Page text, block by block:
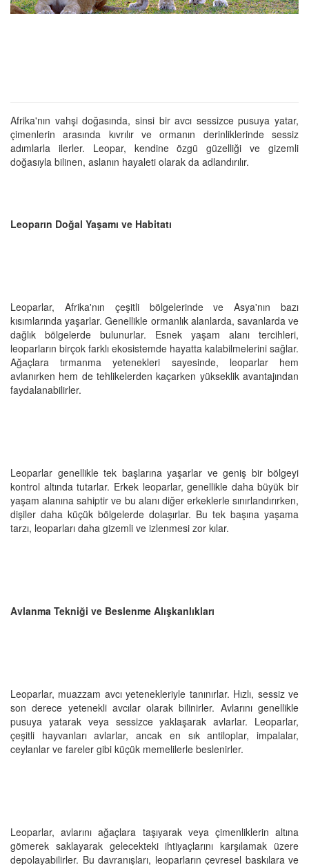
Afrika'nın vahşi doğasında, sinsi bir avcı sessizce pusuya yatar,
çimenlerin arasında kıvrılır ve ormanın derinliklerinde sessiz
adımlarla ilerler. Leopar, kendine özgü güzelliği ve gizemli
doğasıyla bilinen, aslanın hayaleti olarak da adlandırılır.
Leoparın Doğal Yaşamı ve Habitatı
Leoparlar, Afrika'nın çeşitli bölgelerinde ve Asya'nın bazı
kısımlarında yaşarlar. Genellikle ormanlık alanlarda, savanlarda ve
dağlık bölgelerde bulunurlar. Esnek yaşam alanı tercihleri,
leoparların birçok farklı ekosistemde hayatta kalabilmelerini sağlar.
Ağaçlara tırmanma yetenekleri sayesinde, leoparlar hem
avlanırken hem de tehlikelerden kaçarken yükseklik avantajından
faydalanabilirler.
Leoparlar genellikle tek başlarına yaşarlar ve geniş bir bölgeyi
kontrol altında tutarlar. Erkek leoparlar, genellikle daha büyük bir
yaşam alanına sahiptir ve bu alanı diğer erkeklerle sınırlandırırken,
dişiler daha küçük bölgelerde dolaşırlar. Bu tek başına yaşama
tarzı, leoparları daha gizemli ve izlenmesi zor kılar.
Avlanma Tekniği ve Beslenme Alışkanlıkları
Leoparlar, muazzam avcı yetenekleriyle tanınırlar. Hızlı, sessiz ve
son derece yetenekli avcılar olarak bilinirler. Avlarını genellikle
pusuya yatarak veya sessizce yaklaşarak avlarlar. Leoparlar,
çeşitli hayvanları avlarlar, ancak en sık antiloplar, impalalar,
ceylanlar ve fareler gibi küçük memelilerle beslenirler.
Leoparlar, avlarını ağaçlara taşıyarak veya çimenliklerin altına
gömerek saklayarak gelecekteki ihtiyaçlarını karşılamak üzere
depolayabilirler. Bu davranışları, leoparların çevresel baskılara ve